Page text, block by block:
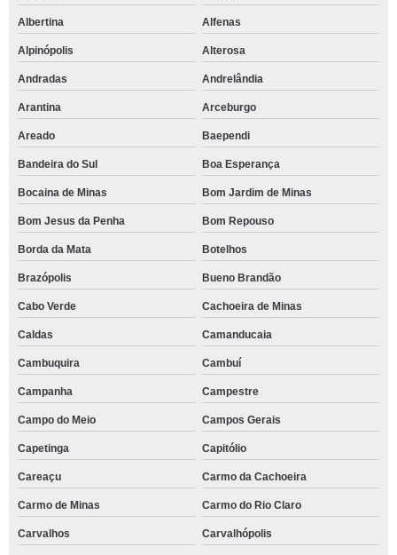
Albertina Alfenas
Alpinópolis Alterosa
Andradas Andrelândia
Arantina Arceburgo
Areado Baependi
Bandeira do Sul Boa Esperança
Bocaina de Minas Bom Jardim de Minas
Bom Jesus da Penha Bom Repouso
Borda da Mata Botelhos
Brazópolis Bueno Brandão
Cabo Verde Cachoeira de Minas
Caldas Camanducaia
Cambuquira Cambuí
Campanha Campestre
Campo do Meio Campos Gerais
Capetinga Capitólio
Careaçu Carmo da Cachoeira
Carmo de Minas Carmo do Rio Claro
Carvalhos Carvalhópolis